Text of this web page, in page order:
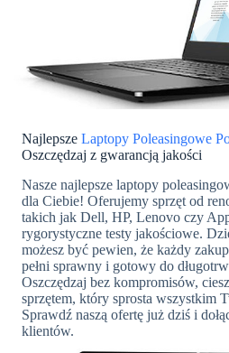
Najlepsze Laptopy Poleasingowe
Oszczędzaj z gwarancją jakości
Nasze najlepsze laptopy
dla Ciebie! Oferujemy sprzęt od
takich jak Dell, HP, Lenovo czy
rygorystyczne testy jakościowe.
możesz być pewien, że każdy
pełni sprawny i gotowy do
Oszczędzaj bez kompromisów,
sprzętem, który sprosta wszystkim
Sprawdź naszą ofertę już dziś i
klientów.